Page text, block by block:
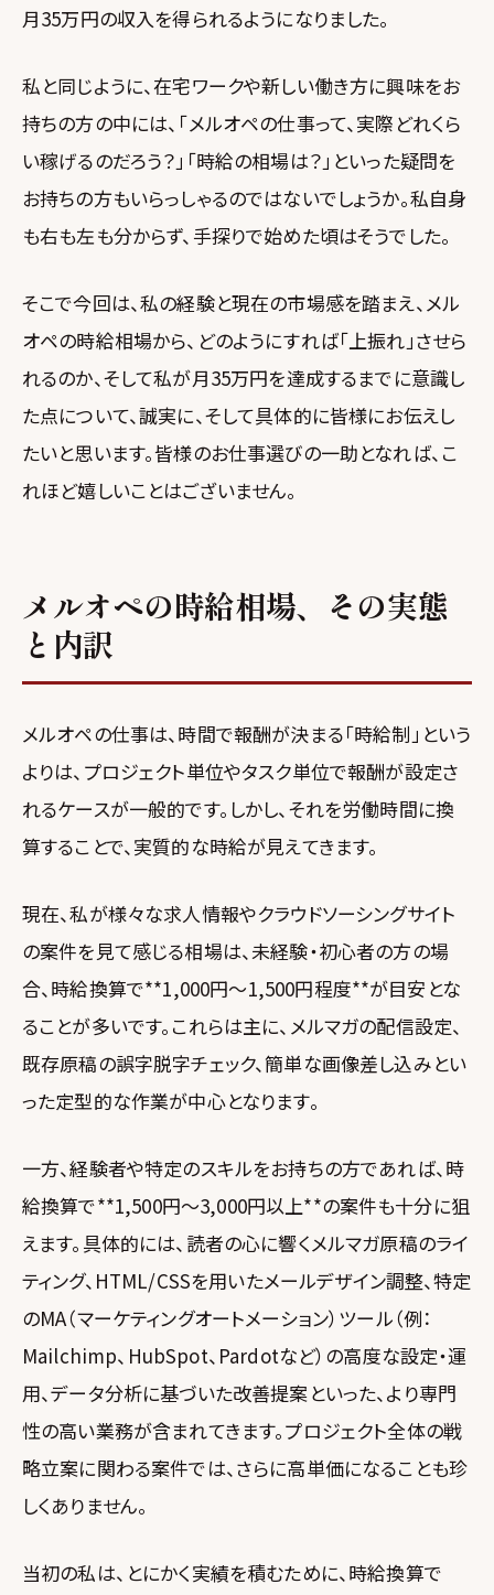
月35万円の収入を得られるようになりました。
私と同じように、在宅ワークや新しい働き方に興味をお
持ちの方の中には、「メルオペの仕事って、実際どれくら
い稼げるのだろう？」「時給の相場は？」といった疑問を
お持ちの方もいらっしゃるのではないでしょうか。私自身
も右も左も分からず、手探りで始めた頃はそうでした。
そこで今回は、私の経験と現在の市場感を踏まえ、メル
オペの時給相場から、どのようにすれば「上振れ」させら
れるのか、そして私が月35万円を達成するまでに意識し
た点について、誠実に、そして具体的に皆様にお伝えし
たいと思います。皆様のお仕事選びの一助となれば、こ
れほど嬉しいことはございません。
メルオペの時給相場、その実態
と内訳
メルオペの仕事は、時間で報酬が決まる「時給制」という
よりは、プロジェクト単位やタスク単位で報酬が設定さ
れるケースが一般的です。しかし、それを労働時間に換
算することで、実質的な時給が見えてきます。
現在、私が様々な求人情報やクラウドソーシングサイト
の案件を見て感じる相場は、未経験・初心者の方の場
合、時給換算で**1,000円〜1,500円程度**が目安とな
ることが多いです。これらは主に、メルマガの配信設定、
既存原稿の誤字脱字チェック、簡単な画像差し込みとい
った定型的な作業が中心となります。
一方、経験者や特定のスキルをお持ちの方であれば、時
給換算で**1,500円〜3,000円以上**の案件も十分に狙
えます。具体的には、読者の心に響くメルマガ原稿のライ
ティング、HTML/CSSを用いたメールデザイン調整、特定
のMA（マーケティングオートメーション）ツール（例：
Mailchimp、HubSpot、Pardotなど）の高度な設定・運
用、データ分析に基づいた改善提案といった、より専門
性の高い業務が含まれてきます。プロジェクト全体の戦
略立案に関わる案件では、さらに高単価になることも珍
しくありません。
当初の私は、とにかく実績を積むために、時給換算で